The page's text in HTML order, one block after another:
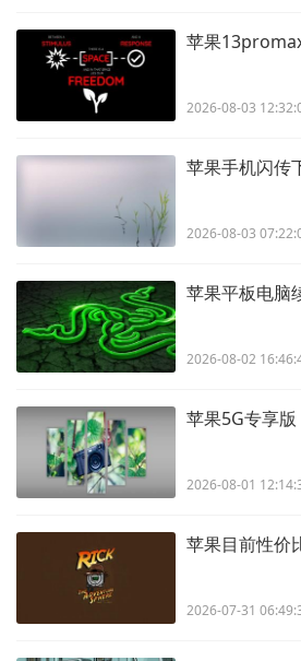
苹果
2026-08-03
苹果手机闪传
2026-08-03
苹果平板电脑
2026-08-02
苹果5G专享
2026-08-01
苹果目前性价
2026-07-31